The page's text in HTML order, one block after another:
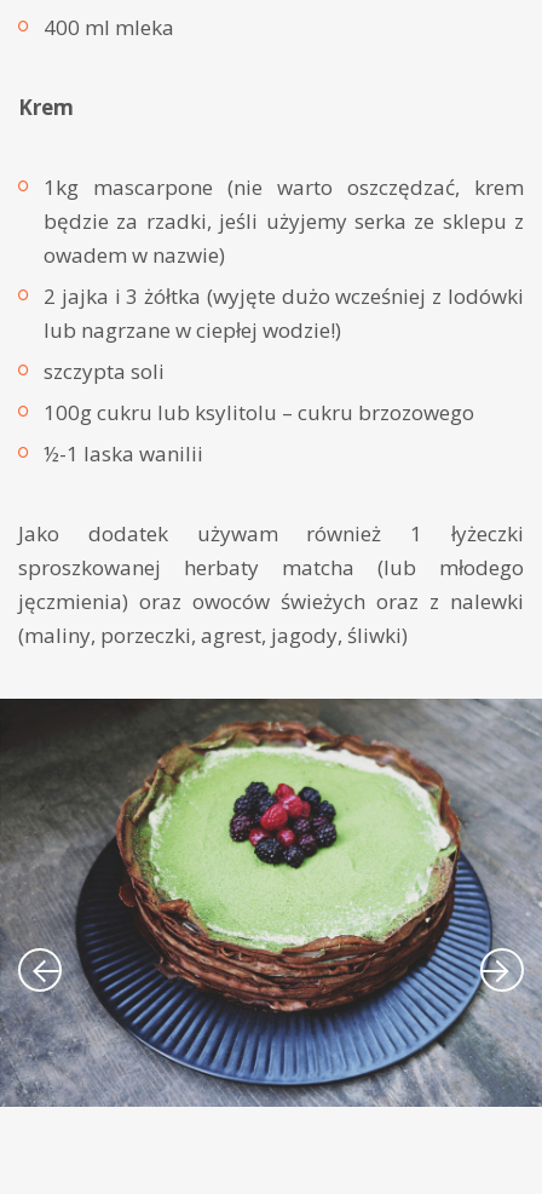
400 ml mleka
Krem
1kg mascarpone (nie warto oszczędzać, krem
będzie za rzadki, jeśli użyjemy serka ze sklepu z
owadem w nazwie)
2 jajka i 3 żółtka (wyjęte dużo wcześniej z lodówki
lub nagrzane w ciepłej wodzie!)
szczypta soli
100g cukru lub ksylitolu – cukru brzozowego
½-1 laska wanilii
Jako dodatek używam również 1 łyżeczki
sproszkowanej herbaty matcha (lub młodego
jęczmienia) oraz owoców świeżych oraz z nalewki
(maliny, porzeczki, agrest, jagody, śliwki)